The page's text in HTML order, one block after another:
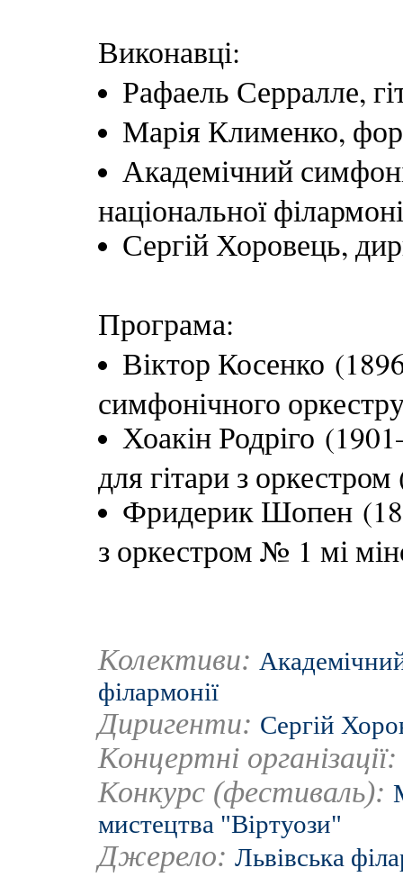
Виконавці:
Рафаель Серралле,
Марія Клименко,
Академічний
національної
Сергій Хоровець,
Програма:
Віктор Косенко
симфонічного
Хоакін Родріго
для гітари з
Фридерик Шопен
з оркестром № 1 мі
Колективи:
філармонії
Диригенти: Сергій
Концертні
Конкурс (фестиваль):
мистецтва "Віртуози"
Джерело: Львівська